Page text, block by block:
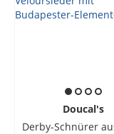
Doucal's